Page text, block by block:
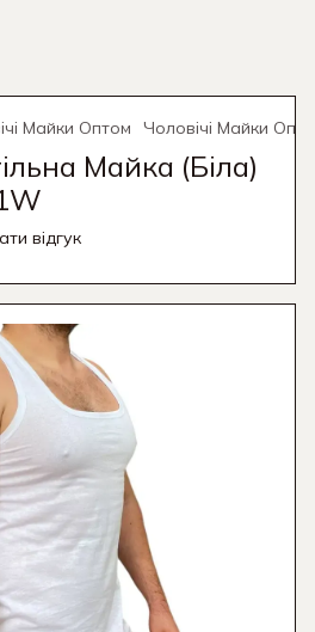
Майки Оптом Чоловічі Майки
Майка (Біла)
відгук